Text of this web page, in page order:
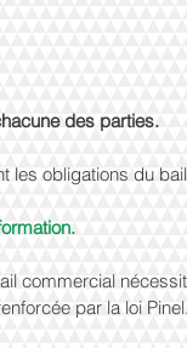
des parties.
les obligations du
commercial
par la loi Pinel.